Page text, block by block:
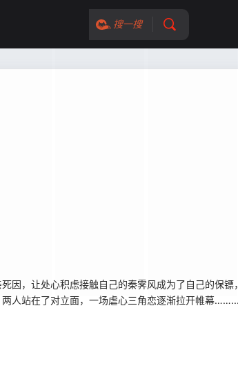
搜一搜
因，让处心积虑接触自己的秦霁风成为了自己的保
人站在了对立面，一场虐心三角恋逐渐拉开帷幕……...